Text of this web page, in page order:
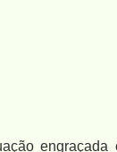
engraçada